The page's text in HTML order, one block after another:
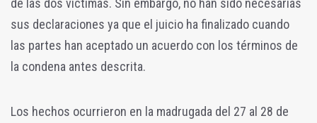
sus declaraciones ya que el juicio ha finalizado cuando
las partes han aceptado un acuerdo con los términos de
la condena antes descrita.
Los hechos ocurrieron en la madrugada del 27 al 28 de